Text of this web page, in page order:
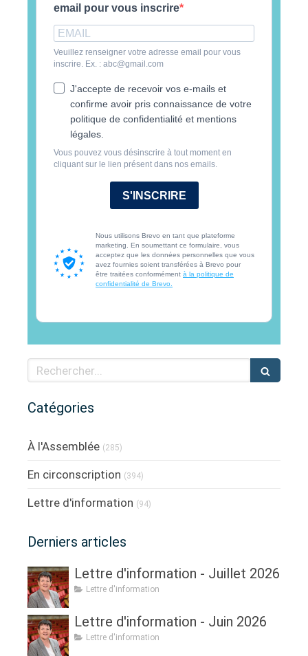
email pour vous inscrire
Veuillez renseigner votre adresse email pour vous
inscrire. Ex. : abc@gmail.com
J'accepte de recevoir vos e-mails et
confirme avoir pris connaissance de votre
politique de confidentialité et mentions
légales.
Vous pouvez vous désinscrire à tout moment en
cliquant sur le lien présent dans nos emails.
S'INSCRIRE
Nous utilisons Brevo en tant que plateforme
marketing. En soumettant ce formulaire, vous
acceptez que les données personnelles que vous
avez fournies soient transférées à Brevo pour
être traitées conformément à la politique de
confidentialité de Brevo.
Rechercher
Catégories
À l'Assemblée (285)
En circonscription (394)
Lettre d'information (94)
Derniers articles
Lettre d'information - Juillet 2026
Lettre d'information
Lettre d'information - Juin 2026
Lettre d'information